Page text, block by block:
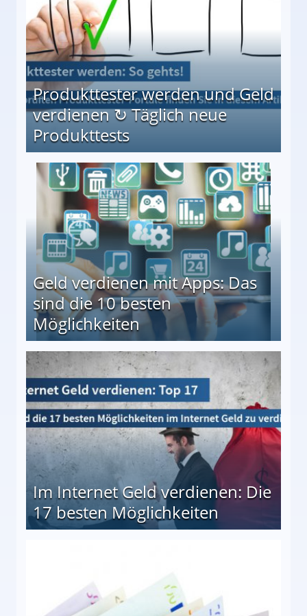
Produkttester werden und Geld
verdienen ↻ Täglich neue
Produkttests
↻ Täglich neue Produkttests
Geld verdienen mit Apps: Das
sind die 10 besten
Möglichkeiten
besten Möglichkeiten
Im Internet Geld verdienen: Die
17 besten Möglichkeiten